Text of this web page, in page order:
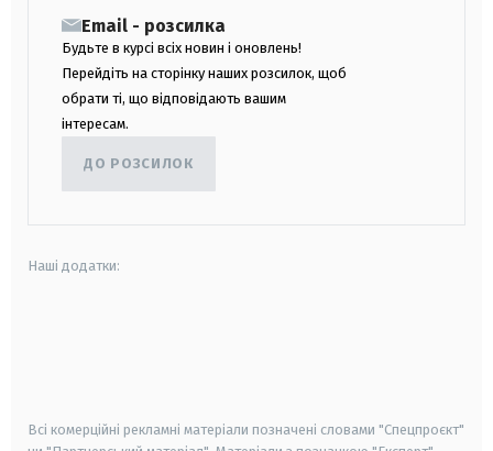
Email - розсилка
Будьте в курсі всіх новин і оновлень!
Перейдіть на сторінку наших розсилок, щоб
обрати ті, що відповідають вашим
інтересам.
ДО РОЗСИЛОК
Наші додатки:
Всі комерційні рекламні матеріали позначені словами "Спецпроєкт"